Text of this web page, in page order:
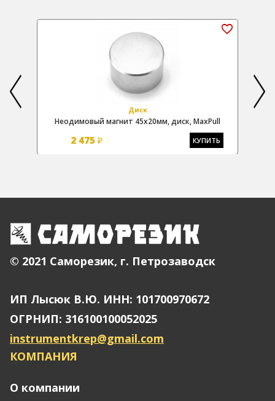
Диск
Неодимовый магнит 45х20мм, диск, MaxPull
2 475 ₽ КУПИТЬ
© 2021 Саморезик, г. Петрозаводск
ИП Лысюк В.Ю. ИНН: 101700970672
ОГРНИП: 316100100052025
instrumentkrep@gmail.com
КОМПАНИЯ
О компании